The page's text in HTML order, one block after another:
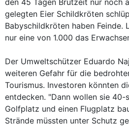
den 45 Tagen Brutzeit nur noch
gelegten Eier Schildkröten
Babyschildkröten haben Feinde.
nur eine von 1.000 das
Der Umweltschützer Eduardo
weiteren Gefahr für die
Tourismus. Investoren könnten
entdecken. "Dann wollen sie
Golfplatz und einen Flugplatz
Strände müssten unter Schutz